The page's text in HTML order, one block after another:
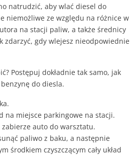
natrudzić, aby wlać diesel do
niemożliwe ze względu na różnice w
na stacji paliw, a także średnicy
zdarzyć, gdy wlejesz nieodpowiednie
Postępuj dokładnie tak samo, jak
do diesla.
na miejsce parkingowe na stacji.
auto do warsztatu.
paliwo z baku, a następnie
środkiem czyszczącym cały układ